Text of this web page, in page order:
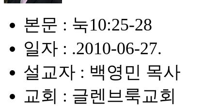
본문 : 눅10:25-28
일자 : .2010-06-27.
설교자 : 백영민 목사
교회 : 글렌브룩교회